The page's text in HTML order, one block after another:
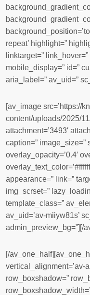
repeat’ highlight=”
linktarget=”
mobile_display=” id=”
aria_label=” av_uid=”
[av_image src=’https://
content/uploads/2025/
attachment=’3493′
caption=” image_size=”
overlay_opacity=’0.4′
appearance=” link=”
img_scrset=”
template_class=”
av_uid=’av-miiyw81s’
admin_preview_bg=”][/
[/
vertical_alignment=’av-
row_boxshadow=”